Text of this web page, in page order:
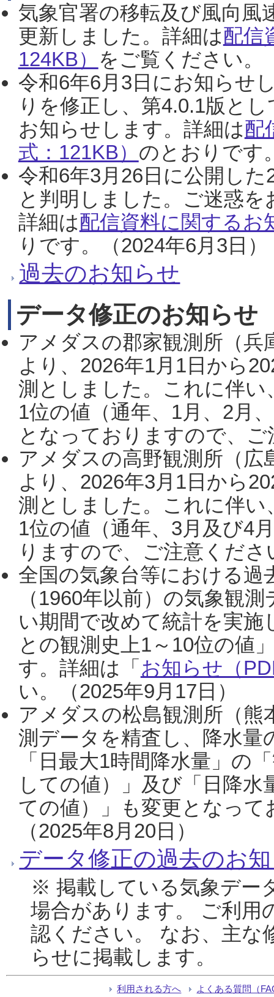
気象官署の移転及び風向風
更新しました。詳細は配信
124KB） をご覧ください。
令和6年6月3日にお知らせ
りを修正し、第4.0.1版と
お知らせします。詳細は配
式：121KB） のとおりです
令和6年3月26日に公開し
と判明しました。ご迷惑
詳細は配信資料に関するお
りです。（2024年6月3日）
過去のお知らせ
データ修正のお知らせ
アメダスの郡家観測所（
より、2026年1月1日から
測としました。これに伴い
1位の値（通年、1月、2月
となっておりますので、
アメダスの高野観測所（
より、2026年3月1日から
測としました。これに伴い
1位の値（通年、3月及び4
りますので、ご注意くだ
全国の気象台等における過
（1960年以前）の気象観
い期間で改めて統計を実
との観測史上1～10位の値
す。詳細は「 お知らせ（
い。（2025年9月17日）
アメダスの松島観測所（熊
測データを精査し、降水
「日最大1時間降水量」の
しての値）」及び「日降
ての値）」も変更となっ
（2025年8月20日）
データ修正の過去のお
※ 掲載している気象デー
場合があります。 ご利用
認ください。 なお、主な
らせに掲載します。
利用される方へ よくある質問（